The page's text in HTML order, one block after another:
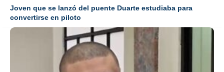
Joven que se lanzó del puente Duarte estudiaba para
convertirse en piloto